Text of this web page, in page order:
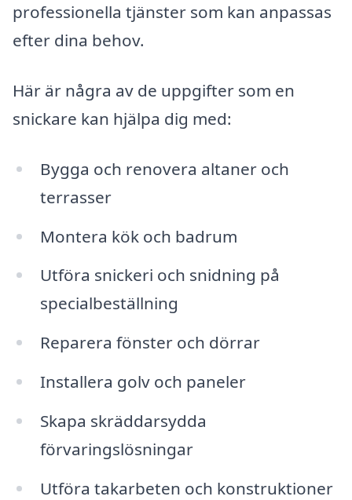
professionella tjänster som kan anpassas
efter dina behov.
Här är några av de uppgifter som en
snickare kan hjälpa dig med:
Bygga och renovera altaner och
terrasser
Montera kök och badrum
Utföra snickeri och snidning på
specialbeställning
Reparera fönster och dörrar
Installera golv och paneler
Skapa skräddarsydda
förvaringslösningar
Utföra takarbeten och konstruktioner